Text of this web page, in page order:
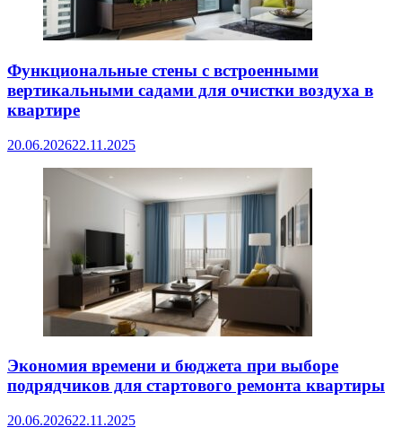
Функциональные стены с встроенными
вертикальными садами для очистки воздуха в
квартире
20.06.202622.11.2025
Экономия времени и бюджета при выборе
подрядчиков для стартового ремонта квартиры
20.06.202622.11.2025